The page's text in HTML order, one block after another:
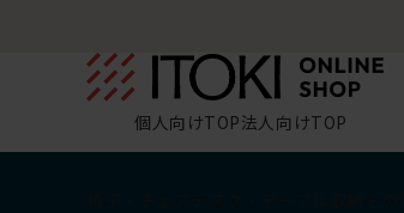
個人向けTOP法人向けTOP